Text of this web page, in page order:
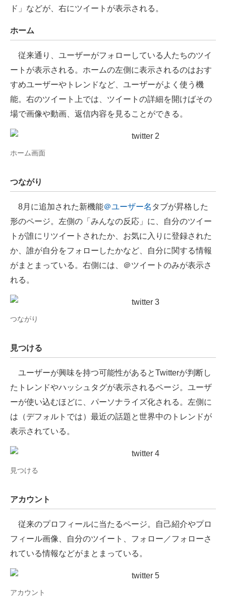
電子設計の基本と応用
エネルギーの専門メディア
建設×テクノロジーの最前線
ちょっと気になるネットの話題
ド」などが、右にツイートが表示される。
ホーム
従来通り、ユーザーがフォローしている人たちのツイ
ートが表示される。ホームの左側に表示されるのはおす
すめユーザーやトレンドなど、ユーザーがよく使う機
能。右のツイート上では、ツイートの詳細を開けばその
場で画像や動画、返信内容を見ることができる。
ホーム画面
つながり
8月に追加された新機能＠ユーザー名 タブが昇格した
形のページ。左側の「みんなの反応」に、自分のツイー
トが誰にリツイートされたか、お気に入りに登録された
か、誰が自分をフォローしたかなど、自分に関する情報
がまとまっている。右側には、＠ツイートのみが表示さ
れる。
つながり
見つける
ユーザーが興味を持つ可能性があるとTwitterが判断し
たトレンドやハッシュタグが表示されるページ。ユーザ
ーが使い込むほどに、パーソナライズ化される。左側に
は（デフォルトでは）最近の話題と世界中のトレンドが
表示されている。
見つける
アカウント
従来のプロフィールに当たるページ。自己紹介やプロ
フィール画像、自分のツイート、フォロー／フォローさ
れている情報などがまとまっている。
アカウント